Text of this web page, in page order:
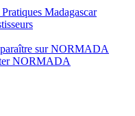
Madagascar
sur NORMADA
NORMADA